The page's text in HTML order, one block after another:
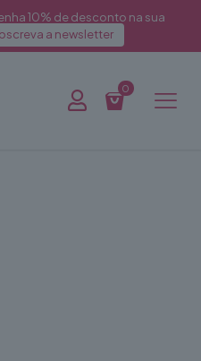
10% de desconto na sua
a newsletter
0